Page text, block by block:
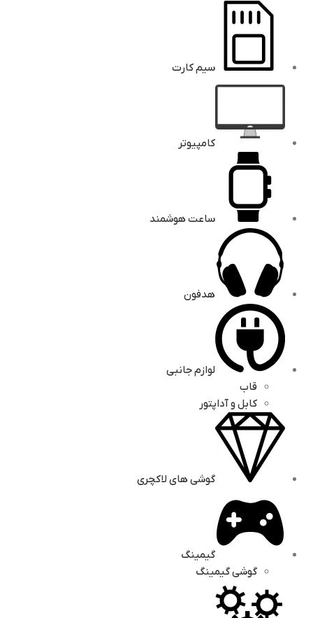
سیم کارت
کامپیوتر
ساعت هوشمند
هدفون
لوازم جانبی
قاب
کابل و آداپتور
گوشی های لاکچری
گیمینگ
گوشی گیمینگ